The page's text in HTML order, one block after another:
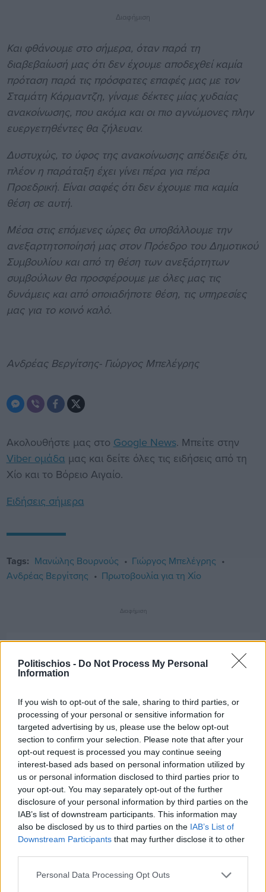
Politischios - Do Not Process My Personal
Information
If you wish to opt-out of the sale, sharing to third parties, or
processing of your personal or sensitive information for
targeted advertising by us, please use the below opt-out
section to confirm your selection. Please note that after your
opt-out request is processed you may continue seeing
interest-based ads based on personal information utilized by
us or personal information disclosed to third parties prior to
your opt-out. You may separately opt-out of the further
disclosure of your personal information by third parties on the
IAB’s list of downstream participants. This information may
also be disclosed by us to third parties on the IAB’s List of
Downstream Participants that may further disclose it to other
Personal Data Processing Opt Outs
Διαφήμιση
Και φθάνουμε στο σήμερα, όταν παρά τη
διαβεβαίωσή μας ότι δεν έχουμε αποδεχθεί καμία
πρόταση παρά τις πρόσφατες επαφές μας με τον
Σταμάτη Κάρμαντζη, γίναμε δέκτες μίας χυδαίας
ανακοίνωσης, που ακόμα και οι πιο αγνώμονες πλην
ευεργετηθέντες θα ζήλευαν.
Δυστυχώς, το ύφος της ανακοίνωσης απέδειξε ότι,
πλέον η παράταξη έχει γίνει πέρα για πέρα
Προεδρική. Είναι σαφές ότι δεν έχουμε πια καμία
θέση σε αυτή.
Μέσα στις επόμενες ώρες θα υποβάλλουμε την
ανεξαρτητοποίησή μας στον Πρόεδρο του Δημοτικού
Συμβουλίου και από τη θέση των ανεξάρτητων
συμβούλων θα προσφέρουμε με όλες μας τις
δυνάμεις και από οποιαδήποτε θέση, τις υπηρεσίες
μας για το κοινό καλό.
Ανδρέας Βεργίτσης- Γιώργος Μπελέγρης
Ακολουθήστε μας στο Google News. Μπείτε στην
Viber ομάδα μας και δείτε όλες τις ειδήσεις από τη
Χίο και το Βόρειο Αιγαίο.
Ειδήσεις σήμερα
Tags: Μανώλης Βουρνούς
Γιώργος Μπελέγρης
Ανδρέας Βεργίτσης
Πρωτοβουλία για τη Χίο
Διαφήμιση
Πριν 4 ημέρες
Παναγιώτης Μυλωθρίδης: Η πλαστική
χειρουργική με επίκεντρο τον άνθρωπο